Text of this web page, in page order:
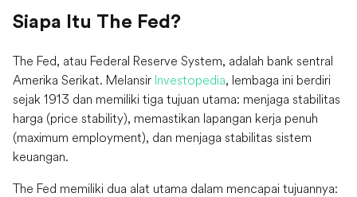
Siapa Itu The Fed?
The Fed, atau Federal Reserve System, adalah bank sentral
Amerika Serikat. Melansir Investopedia, lembaga ini berdiri
sejak 1913 dan memiliki tiga tujuan utama: menjaga stabilitas
harga (price stability), memastikan lapangan kerja penuh
(maximum employment), dan menjaga stabilitas sistem
keuangan.
The Fed memiliki dua alat utama dalam mencapai tujuannya: